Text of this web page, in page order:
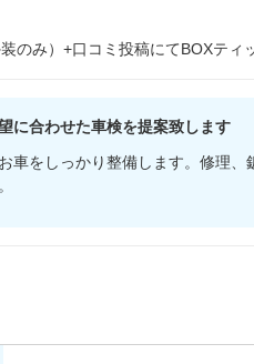
のみ）+口コミ投稿にてBOXティ
に合わせた車検を提案致します
車をしっかり整備します。修理